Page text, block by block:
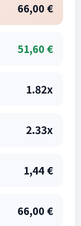
66,00 €
51,60 €
1.82x
2.33x
1,44 €
66,00 €